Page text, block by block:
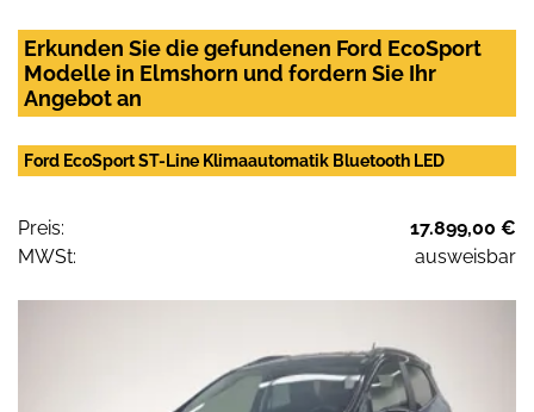
Erkunden Sie die gefundenen Ford EcoSport
Modelle in Elmshorn und fordern Sie Ihr
Angebot an
Ford EcoSport ST-Line Klimaautomatik Bluetooth LED
Preis:
17.899,00 €
MWSt:
ausweisbar